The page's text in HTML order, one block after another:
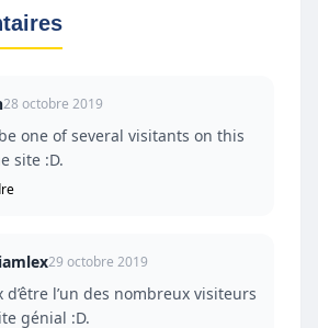
28 octobre 2019
one of several visitants on this
site :D.
29 octobre 2019
d’être l’un des nombreux visiteurs
génial :D.